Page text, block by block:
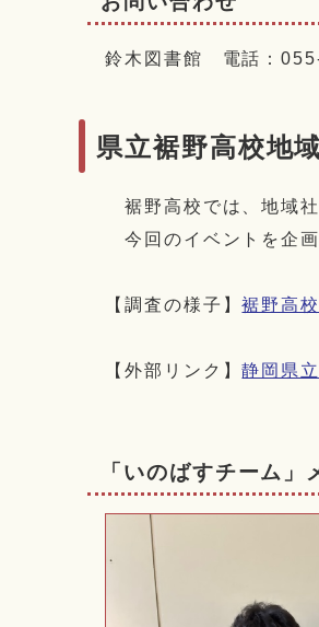
鈴木図書館 電話：
県立裾野高校地
裾野高校では、地域社
今回のイベントを企画
【調査の様子】裾野高
【外部リンク】静岡県
「いのばすチーム」